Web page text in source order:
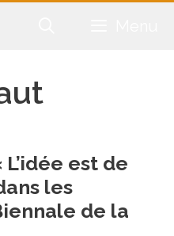
est de
les
de la